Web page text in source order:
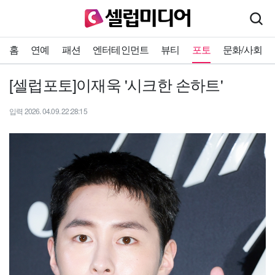
홈 연예 패션 엔터테인먼트 뷰티 포토 문화/사회
[셀럽포토]이재욱 '시크한 손하트'
입력 2026. 04.09. 22:28:15